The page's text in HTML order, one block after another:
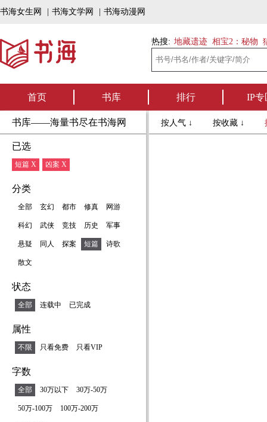
书海女生网 书海文学网 书海动漫网
热搜: 地藏遗迹 相宝2：秘物
首页 书库 排行 IP专
书库——海量书尽在书海网
已选
短篇 X 凶案 X
分类
全部 玄幻 都市 修真 网游
科幻 武侠 竞技 历史 军事
悬疑 同人 探案 短篇 诗歌
散文
状态
全部 连载中 已完成
属性
不限 只看免费 只看VIP
字数
全部 30万以下 30万-50万
50万-100万 100万-200万
按人气 ↓ 按收藏 ↓